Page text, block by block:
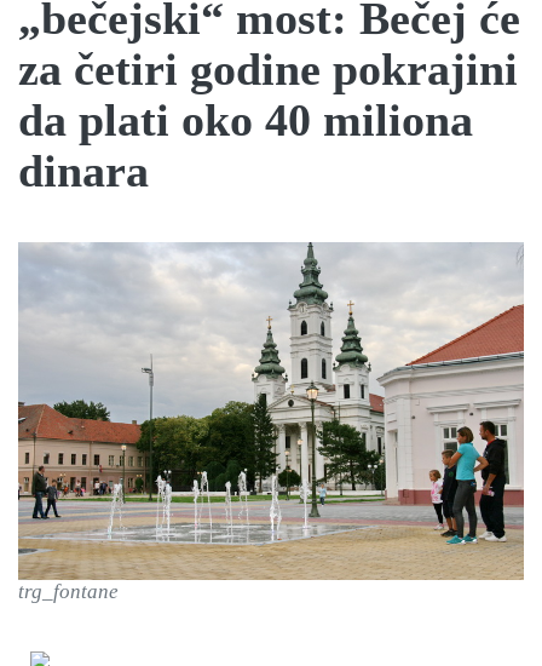
„bečejski“ most: Bečej će
za četiri godine pokrajini
da plati oko 40 miliona
dinara
trg_fontane